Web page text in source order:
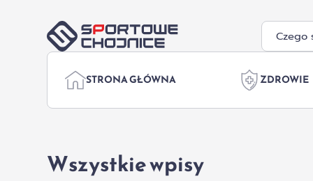
STRONA GŁÓWNA ZDROWIE
Wszystkie wpisy